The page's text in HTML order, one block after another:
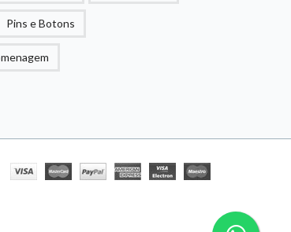
Pins e Botons